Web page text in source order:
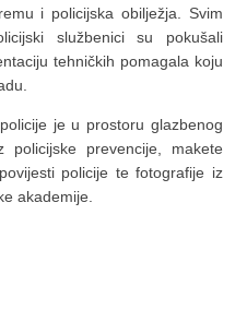
i policijska obilježja. Svim
službenici su pokušali
tehničkih pomagala koju
je u prostoru glazbenog
prevencije, makete
policije te fotografije iz
akademije.